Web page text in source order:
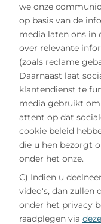
we onze
op basis van de
media laten ons in
over relevante
(zoals reclame
Daarnaast laat
klantendienst te
media gebruikt
attent op dat
cookie beleid
die u hen bezorgt
onder het onze.
C) Indien u
video's, dan zullen
onder het privacy
raadplegen via